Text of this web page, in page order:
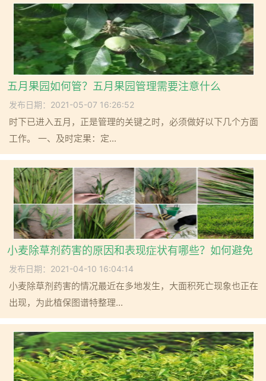
五月果园如何管？五月果园管理需要注意什么
发布日期：2021-05-07 16:26:52
时下已进入五月，正是管理的关键之时，必须做好以下几个方面
工作。 一、及时定果：定...
小麦除草剂药害的原因和表现症状有哪些？如何避免
发布日期：2021-04-10 16:04:14
小麦除草剂药害的情况最近在多地发生，大面积死亡现象也正在
出现，为此植保图谱特整理...